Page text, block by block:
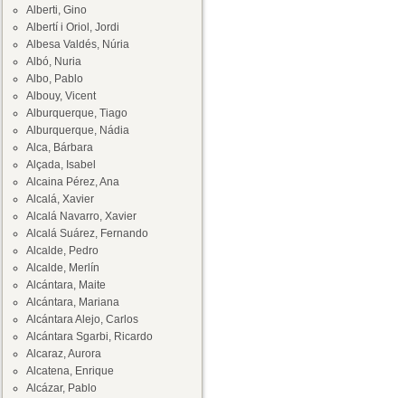
Alberti, Gino
Albertí i Oriol, Jordi
Albesa Valdés, Núria
Albó, Nuria
Albo, Pablo
Albouy, Vicent
Alburquerque, Tiago
Alburquerque, Nádia
Alca, Bárbara
Alçada, Isabel
Alcaina Pérez, Ana
Alcalá, Xavier
Alcalá Navarro, Xavier
Alcalá Suárez, Fernando
Alcalde, Pedro
Alcalde, Merlín
Alcántara, Maite
Alcántara, Mariana
Alcántara Alejo, Carlos
Alcántara Sgarbi, Ricardo
Alcaraz, Aurora
Alcatena, Enrique
Alcázar, Pablo